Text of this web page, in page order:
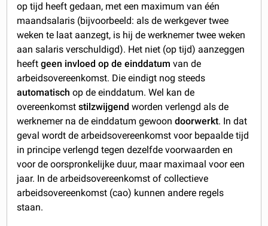
op tijd heeft gedaan, met een maximum van één
maandsalaris (bijvoorbeeld: als de werkgever twee
weken te laat aanzegt, is hij de werknemer twee weken
aan salaris verschuldigd). Het niet (op tijd) aanzeggen
heeftgeen invloed op de einddatumvan de
arbeidsovereenkomst. Die eindigt nog steeds
automatischop de einddatum. Wel kan de
overeenkomststilzwijgend worden verlengd als de
werknemer na de einddatum gewoondoorwerkt. In dat
geval wordt de arbeidsovereenkomst voor bepaalde tijd
in principe verlengd tegen dezelfde voorwaarden en
voor de oorspronkelijke duur, maar maximaal voor een
jaar. In de arbeidsovereenkomst of collectieve
arbeidsovereenkomst (cao) kunnen andere regels
staan.